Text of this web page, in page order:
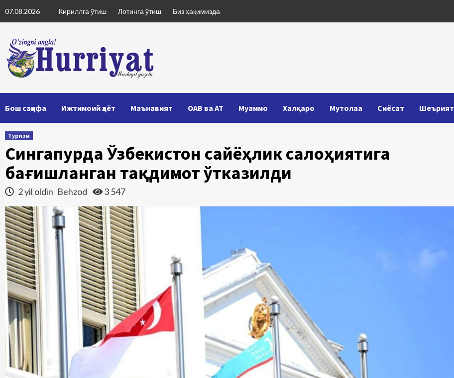
to
07.08.2026 Кириллга ўтиш Лотинга ўтиш Биз ҳақимизда
Бош саҳифа Ижтимоий ҳаёт Маънавият ОАВ ва АТ Муаммо Халқаро Мутолаа Сиёсат Шеърият
Туризм
Сингапурда Ўзбекистон сайёҳлик салоҳиятига
бағишланган тақдимот ўтказилди
2 yil oldin Behzod 3 547